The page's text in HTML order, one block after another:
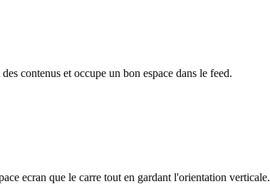
contenus et occupe un bon espace dans le feed.
ecran que le carre tout en gardant l'orientation verticale.